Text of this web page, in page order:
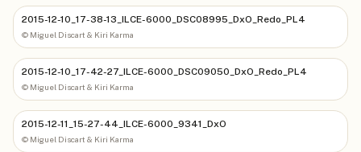
2015-12-10_17-38-13_ILCE-6000_DSC08995_DxO_Redo_PL4
© Miguel Discart & Kiri Karma
2015-12-10_17-42-27_ILCE-6000_DSC09050_DxO_Redo_PL4
© Miguel Discart & Kiri Karma
2015-12-11_15-27-44_ILCE-6000_9341_DxO
© Miguel Discart & Kiri Karma